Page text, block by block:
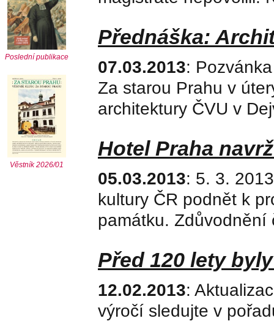
Poslední publikace
Věstník 2026/01
Přednáška:
07.03.2013:
Za starou Prahu v
architektury ČVU v
Hotel Praha
05.03.2013: 5. 3.
kultury ČR podnět k
památku. Zdůvodnění
Před 120 lety
12.02.2013:
výročí sledujte v